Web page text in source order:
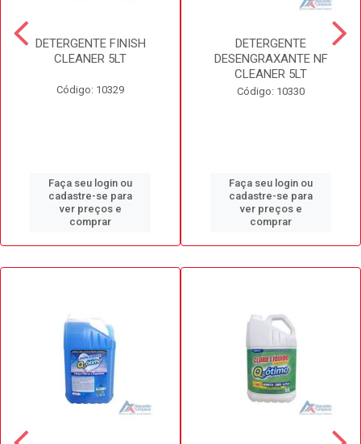
DETERGENTE FINISH
CLEANER 5LT
Código: 10329
Faça seu login ou
cadastre-se para
ver preços e
comprar
DETERGENTE
DESENGRAXANTE NF
CLEANER 5LT
Código: 10330
Faça seu login ou
cadastre-se para
ver preços e
comprar